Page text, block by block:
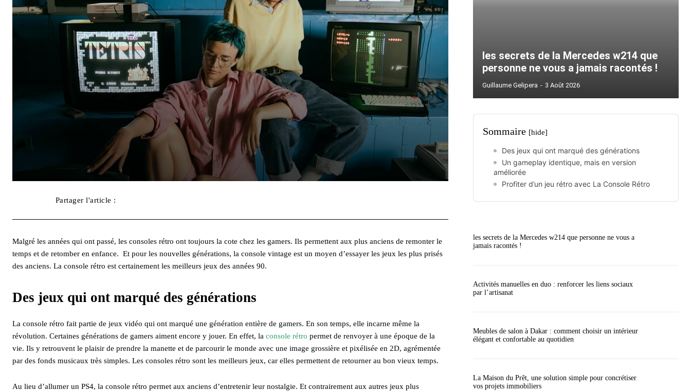
Partager l'article :
Malgré les années qui ont passé, les consoles rétro ont toujours la cote chez les gamers. Ils permettent aux plus anciens de remonter le
temps et de retomber en enfance. Et pour les nouvelles générations, la console vintage est un moyen d’essayer les jeux les plus prisés
des anciens. La console rétro est certainement les meilleurs jeux des années 90.
Des jeux qui ont marqué des générations
La console rétro fait partie de jeux vidéo qui ont marqué une génération entière de gamers. En son temps, elle incarne même la
révolution. Certaines générations de gamers aiment encore y jouer. En effet, la console rétro permet de renvoyer à une époque de la
vie. Ils y retrouvent le plaisir de prendre la manette et de parcourir le monde avec une image grossière et pixélisée en 2D, agrémentée
par des fonds musicaux très simples. Les consoles rétro sont les meilleurs jeux, car elles permettent de retourner au bon vieux temps.
Au lieu d’allumer un PS4, la console rétro permet aux anciens d’entretenir leur nostalgie. Et contrairement aux autres jeux plus
les secrets de la Mercedes w214 que
personne ne vous a jamais racontés !
Guillaume Gelipera - 3 Août 2026
Sommaire [hide]
Des jeux qui ont marqué des générations
Un gameplay identique, mais en version
améliorée
Profiter d’un jeu rétro avec La Console Rétro
les secrets de la Mercedes w214 que personne ne vous a
jamais racontés !
Activités manuelles en duo : renforcer les liens sociaux
par l’artisanat
Meubles de salon à Dakar : comment choisir un intérieur
élégant et confortable au quotidien
La Maison du Prêt, une solution simple pour concrétiser
vos projets immobiliers